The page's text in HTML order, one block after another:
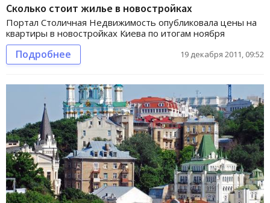
Сколько стоит жилье в новостройках
Портал Столичная Недвижимость опубликовала цены на
квартиры в новостройках Киева по итогам ноября
Подробнее 19 декабря 2011, 09:52